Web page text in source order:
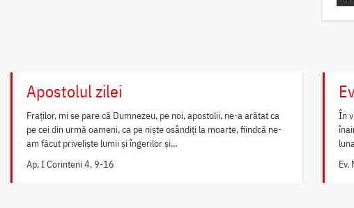
Apostolul zilei
Fraților, mi se pare că Dumnezeu, pe noi, apostolii, ne-a arătat ca
pe cei din urmă oameni, ca pe niște osândiți la moarte, fiindcă ne-
am făcut priveliște lumii și îngerilor și...
Ap. I Corinteni 4, 9-16
În